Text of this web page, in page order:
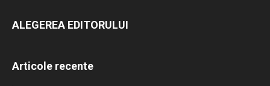
ALEGEREA EDITORULUI
Articole recente